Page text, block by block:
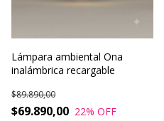
Lámpara ambiental Ona
inalámbrica recargable
$69.890,00
$89.890,00
22% OFF